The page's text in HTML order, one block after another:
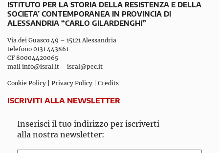
ISTITUTO PER LA STORIA DELLA RESISTENZA E DELLA
SOCIETA’ CONTEMPORANEA IN PROVINCIA DI
ALESSANDRIA “CARLO GILARDENGHI”
Via dei Guasco 49 – 15121 Alessandria
telefono 0131 443861
CF 80004420065
mail info@isral.it – isral@pec.it
Cookie Policy Privacy Policy Credits
ISCRIVITI ALLA NEWSLETTER
Inserisci il tuo indirizzo per iscriverti
alla nostra newsletter: